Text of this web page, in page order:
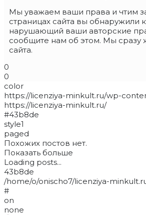
Мы уважаем ваши права и чтим
страницах сайта вы обнаружили
нарушающий ваши авторские
сообщите нам об этом. Мы сразу
сайта.
0
0
color
https://licenziya-minkult.ru/wp-
https://licenziya-minkult.ru/
#43b8de
style1
paged
Похожих постов нет.
Показать больше
Loading posts...
43b8de
/home/o/onischo7/licenziya-
#
on
none